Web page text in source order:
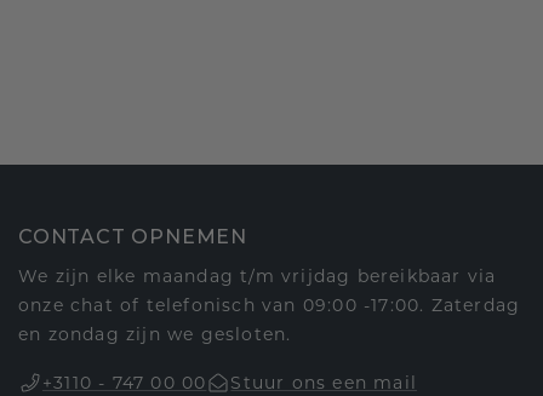
CONTACT OPNEMEN
We zijn elke maandag t/m vrijdag bereikbaar via
onze chat of telefonisch van 09:00 -17:00. Zaterdag
en zondag zijn we gesloten.
+3110 - 747 00 00
Stuur ons een mail